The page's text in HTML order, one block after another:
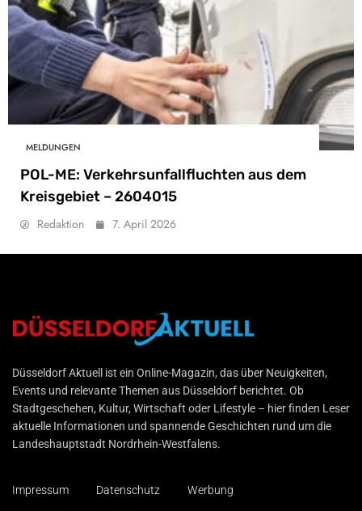
MELDUNGEN
POL-ME: Verkehrsunfallfluchten aus dem
Kreisgebiet – 2604015
Redaktion 7. April 2026
Düsseldorf Aktuell
Düsseldorf Aktuell ist ein Online-Magazin, das über Neuigkeiten,
Events und relevante Themen aus Düsseldorf berichtet. Ob
Stadtgeschehen, Kultur, Wirtschaft oder Lifestyle – hier finden Leser
aktuelle Informationen und spannende Geschichten rund um die
Landeshauptstadt Nordrhein-Westfalens.
Impressum Datenschutz Werbung